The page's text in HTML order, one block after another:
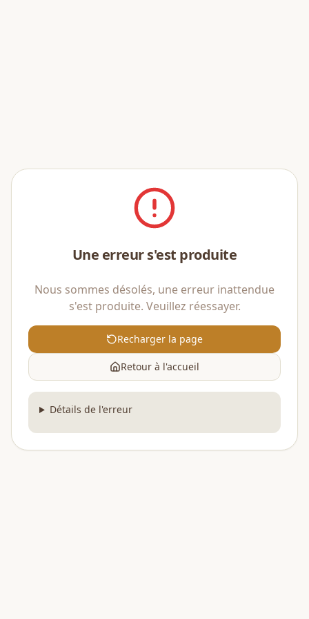
Une erreur s'est produite
Nous sommes désolés, une erreur inattendue
s'est produite. Veuillez réessayer.
Recharger la page
Retour à l'accueil
Détails de l'erreur